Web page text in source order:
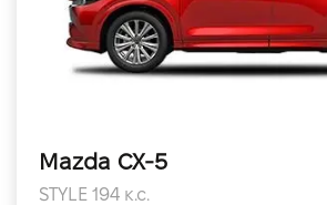
Mazda CX-5
STYLE 194 к.с.